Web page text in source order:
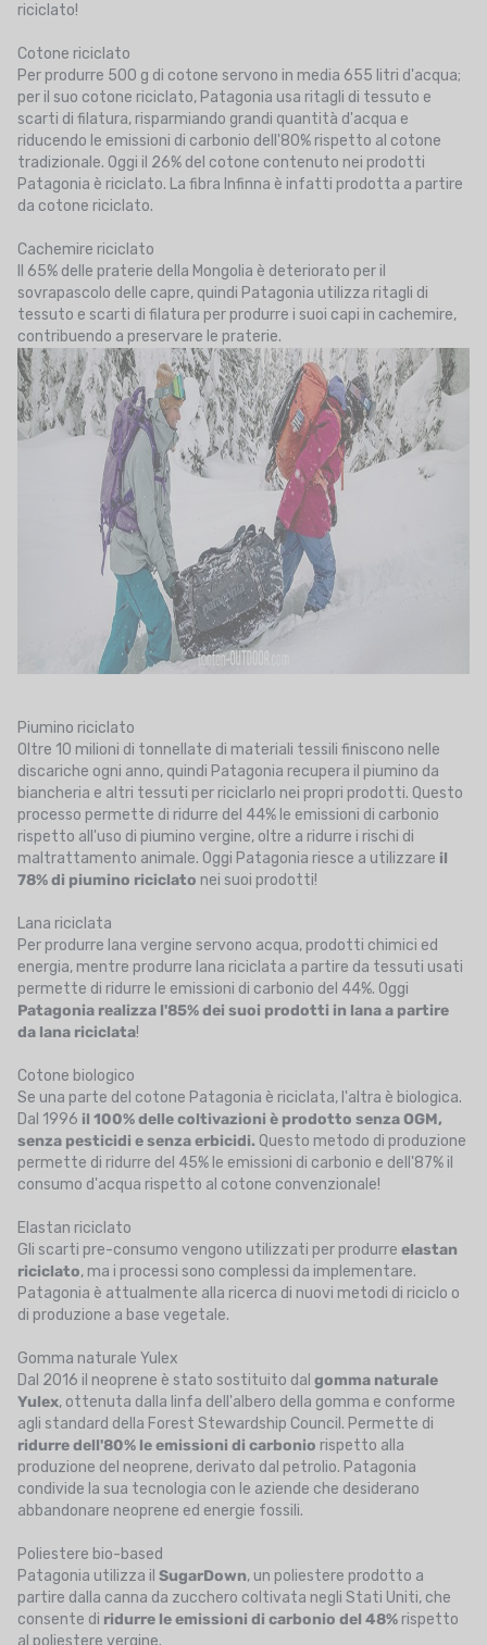
riciclato!
Cotone riciclato
Per produrre 500 g di cotone servono in media 655 litri d'acqua;
per il suo cotone riciclato, Patagonia usa ritagli di tessuto e
scarti di filatura, risparmiando grandi quantità d'acqua e
riducendo le emissioni di carbonio dell'80% rispetto al cotone
tradizionale. Oggi il 26% del cotone contenuto nei prodotti
Patagonia è riciclato. La fibra Infinna è infatti prodotta a partire
da cotone riciclato.
Cachemire riciclato
Il 65% delle praterie della Mongolia è deteriorato per il
sovrapascolo delle capre, quindi Patagonia utilizza ritagli di
tessuto e scarti di filatura per produrre i suoi capi in cachemire,
contribuendo a preservare le praterie.
Piumino riciclato
Oltre 10 milioni di tonnellate di materiali tessili finiscono nelle
discariche ogni anno, quindi Patagonia recupera il piumino da
biancheria e altri tessuti per riciclarlo nei propri prodotti. Questo
processo permette di ridurre del 44% le emissioni di carbonio
rispetto all'uso di piumino vergine, oltre a ridurre i rischi di
maltrattamento animale. Oggi Patagonia riesce a utilizzare il
78% di piumino riciclato nei suoi prodotti!
Lana riciclata
Per produrre lana vergine servono acqua, prodotti chimici ed
energia, mentre produrre lana riciclata a partire da tessuti usati
permette di ridurre le emissioni di carbonio del 44%. Oggi
Patagonia realizza l'85% dei suoi prodotti in lana a partire
da lana riciclata!
Cotone biologico
Se una parte del cotone Patagonia è riciclata, l'altra è biologica.
Dal 1996 il 100% delle coltivazioni è prodotto senza OGM,
senza pesticidi e senza erbicidi. Questo metodo di produzione
permette di ridurre del 45% le emissioni di carbonio e dell'87% il
consumo d'acqua rispetto al cotone convenzionale!
Elastan riciclato
Gli scarti pre-consumo vengono utilizzati per produrre elastan
riciclato, ma i processi sono complessi da implementare.
Patagonia è attualmente alla ricerca di nuovi metodi di riciclo o
di produzione a base vegetale.
Gomma naturale Yulex
Dal 2016 il neoprene è stato sostituito dal gomma naturale
Yulex, ottenuta dalla linfa dell'albero della gomma e conforme
agli standard della Forest Stewardship Council. Permette di
ridurre dell'80% le emissioni di carbonio rispetto alla
produzione del neoprene, derivato dal petrolio. Patagonia
condivide la sua tecnologia con le aziende che desiderano
abbandonare neoprene ed energie fossili.
Poliestere bio-based
Patagonia utilizza il SugarDown, un poliestere prodotto a
partire dalla canna da zucchero coltivata negli Stati Uniti, che
consente di ridurre le emissioni di carbonio del 48% rispetto
al poliestere vergine.